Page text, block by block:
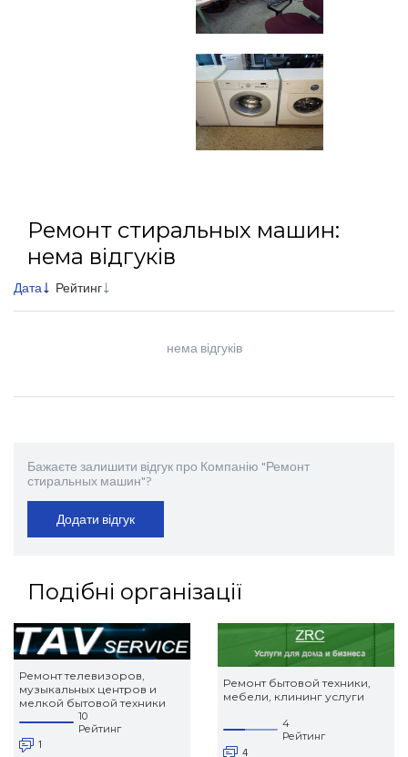
Ремонт стиральных машин:
нема відгуків
Дата Рейтинг
нема відгуків
Бажаєте залишити відгук про Компанію "Ремонт
стиральных машин"?
Додати відгук
Подібні організації
Ремонт телевизоров,
музыкальных центров и
мелкой бытовой техники
10
Рейтинг
1
Ремонт бытовой техники,
мебели, клининг услуги
4
Рейтинг
4